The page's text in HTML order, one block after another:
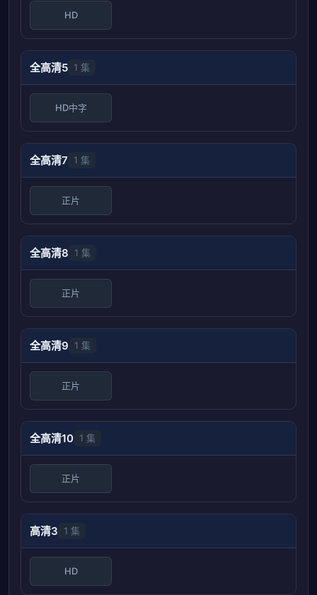
HD
全高清5 1 集
HD中字
全高清7 1 集
正片
全高清8 1 集
正片
全高清9 1 集
正片
全高清10 1 集
正片
高清3 1 集
HD